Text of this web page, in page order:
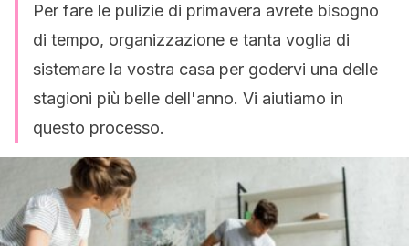
Per fare le pulizie di primavera avrete bisogno
di tempo, organizzazione e tanta voglia di
sistemare la vostra casa per godervi una delle
stagioni più belle dell'anno. Vi aiutiamo in
questo processo.